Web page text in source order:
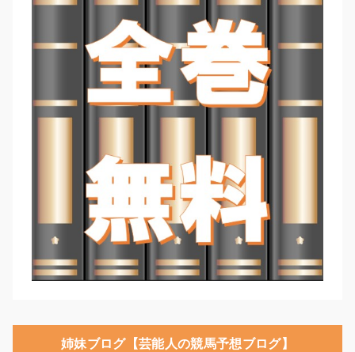
姉妹ブログ【芸能人の競馬予想ブログ】